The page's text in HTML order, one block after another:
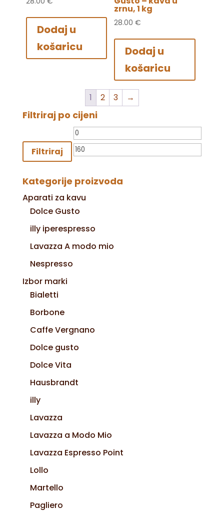
Dodaj u
košaricu
zrnu, 1 kg
28.00€
Dodaj u
košaricu
1 2 3 →
Filtriraj po cijeni
Min
cijena
Filtriraj
Kategorije proizvoda
Aparati za kavu
Dolce Gusto
illy iperespresso
Lavazza A modo mio
Nespresso
Izbor marki
Bialetti
Borbone
Caffe Vergnano
Dolce gusto
Dolce Vita
Hausbrandt
illy
Lavazza
Lavazza a Modo Mio
Lavazza Espresso Point
Lollo
Martello
Pagliero